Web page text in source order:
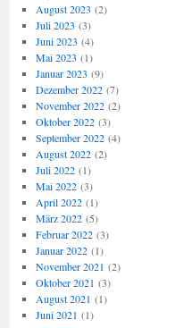
August 2023 (2)
Juli 2023 (3)
Juni 2023 (4)
Mai 2023 (1)
Januar 2023 (9)
Dezember 2022(7)
November 2022(2)
Oktober 2022(3)
September 2022(4)
August 2022(2)
Juli 2022(1)
Mai 2022(3)
April 2022(1)
März 2022(5)
Februar 2022(3)
Januar 2022(1)
November 2021 (2)
Oktober 2021 (3)
August 2021 (1)
Juni 2021 (1)